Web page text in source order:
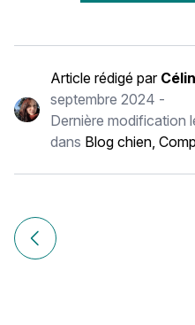
Article rédigé par
septembre 2024 -
Dernière modification
dans Blog chien,
Navigation
de
Article précédent